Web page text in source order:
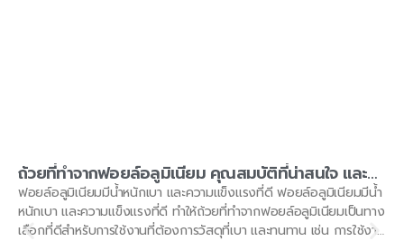
ถ้วยที่ทำจากฟอยล์อลูมิเนียม คุณสมบัติที่น่าสนใจ และ
ความปลอดภัยในการใช้งาน
ฟอยล์อลูมิเนียมมีน้ำหนักเบา และความแข็งแรงที่ดี ฟอยล์อลูมิเนียมมีน้ำ
หนักเบา และความแข็งแรงที่ดี ทำให้ถ้วยที่ทำจากฟอยล์อลูมิเนียมเป็นทาง
เลือกที่ดีสำหรับการใช้งานที่ต้องการวัสดุที่เบา และทนทาน เช่น การใช้งาน